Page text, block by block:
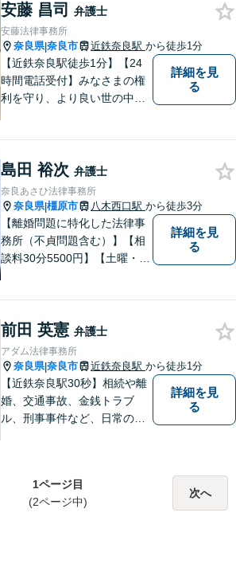
安藤 昌司 弁護士
安藤法律事務所
奈良県|奈良市 近鉄奈良駅 から徒歩1分
【近鉄奈良駅徒歩1分】【24
時間電話受付】みなさまの権
利を守り、より良い世の中に
ています。法律トラブルでお
悩みごとがありましたら、お
気軽にご相談ください。
詳細を見
る
島田 裕次 弁護士
奈良あさひ法律事務所
奈良県|橿原市 八木西口駅 から徒歩3分
【離婚問題に特化した法律事
務所（不貞問題含む）】【相
談料30分5500円】【土曜・夜
問題のみを扱う法律事務所で
す。離婚をお考えの方は一度
ご相談ください。
詳細を見
る
前田 英憲 弁護士
アダム法律事務所
奈良県|奈良市 近鉄奈良駅 から徒歩1分
【近鉄奈良駅30秒】相続や離
婚、交通事故、金銭トラブ
ル、刑事事件など、日常の中
はお気軽にご相談ください。
【初回相談料60分5,500円】
詳細を見
る
1ページ目
(2ページ中)
次へ